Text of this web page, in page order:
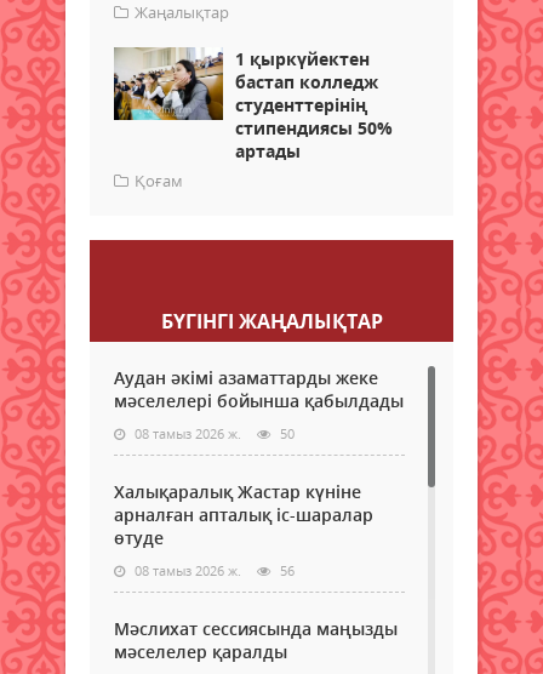
Жаңалықтар
1 қыркүйектен
бастап колледж
студенттерінің
стипендиясы 50%
артады
Қоғам
БҮГІНГI ЖАҢАЛЫҚТАР
Аудан әкімі азаматтарды жеке
мәселелері бойынша қабылдады
08 тамыз 2026 ж. 50
Халықаралық Жастар күніне
арналған апталық іс-шаралар
өтуде
08 тамыз 2026 ж. 56
Мәслихат сессиясында маңызды
мәселелер қаралды